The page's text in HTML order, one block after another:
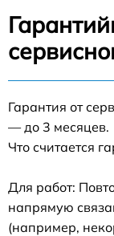
Гарантия от
— до 3 месяцев.
Что считается
Для работ:
напрямую
(например,